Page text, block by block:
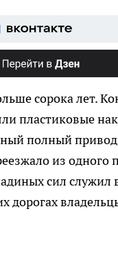
сорока лет.
пластиковые
полный
из
сил служил
дорогах